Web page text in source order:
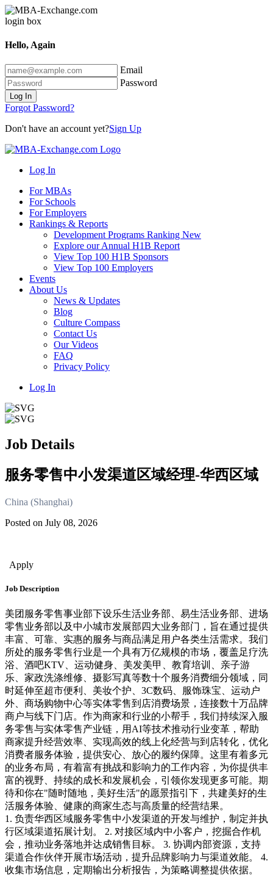
Hello, Again
Email
Password
Log In
Forgot Password?
Don't have an account yet?Sign Up
Log In
For MBAs
For Schools
For Employers
Rankings & Reports
Development Programs Ranking New
Explore our Annual H1B Report
View Top 100 H1B Sponsors
View Top 100 Employers
Events
About Us
News & Updates
Blog
Culture Compass
Contact Us
Our Videos
FAQ
Privacy Policy
Log In
Job Details
服务零售中小发渠道区域经理-华西区域
China (Shanghai)
Posted on July 08, 2026
Apply
Job Description
美团服务零售事业部下设乐生活业务部、易生活业务部、进场
零售业务部以及中小城市发展部四大业务部门，旨在通过提供
丰富、可靠、实惠的服务与商品满足用户各类生活需求。我们
所处的服务零售行业是一个具有万亿规模的市场，覆盖足疗洗
浴、酒吧KTV、运动健身、美发美甲、教育培训、亲子游
乐、家政洗涤维修、摄影写真等数十个服务消费细分领域，同
时延伸至超市便利、美妆个护、3C数码、服饰珠宝、运动户
外、商场购物中心等实体零售到店消费场景，连接数十万品牌
商户与线下门店。作为商家和行业的小帮手，我们持续深入服
务零售与实体零售产业链，用AI等技术推动行业变革，帮助
商家提升经营效率、实现高效的线上化经营与到店转化，优化
消费者服务体验，提供安心、放心的履约保障。这里有着多元
的业务布局，有着富有挑战和影响力的工作内容，为你提供丰
富的视野、持续的成长和发展机会，引领你发现更多可能。期
待和你在"随时随地，美好生活"的愿景指引下，共建美好的生
活服务体验、健康的商家生态与高质量的经营结果。
1. 负责华西区域服务零售中小发渠道的开发与维护，制定并执
行区域渠道拓展计划。 2. 对接区域内中小客户，挖掘合作机
会，推动业务落地并达成销售目标。 3. 协调内部资源，支持
渠道合作伙伴开展市场活动，提升品牌影响力与渠道效能。 4.
收集市场信息，定期输出分析报告，为策略调整提供依据。